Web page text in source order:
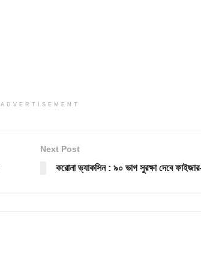
ADVERTISEMENT
Next Post
করোনা ভ্যাকসিন : ৯০ ভাগ সুরক্ষা দেবে